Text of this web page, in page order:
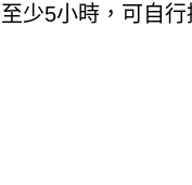
少5小時，可自行